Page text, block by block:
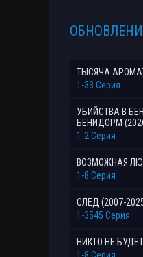
ТЫСЯЧА
1-33 Серия
УБИЙСТВА В
БЕНИДОРМ
1-2 Серия
ВОЗМОЖНАЯ
1-8 Серия
СЛЕД (2007-
1-3545 Серия
НИКТО НЕ